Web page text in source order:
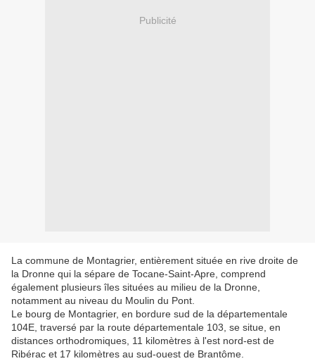
Publicité
La commune de Montagrier, entièrement située en rive droite de
la Dronne qui la sépare de Tocane-Saint-Apre, comprend
également plusieurs îles situées au milieu de la Dronne,
notamment au niveau du Moulin du Pont.
Le bourg de Montagrier, en bordure sud de la départementale
104E, traversé par la route départementale 103, se situe, en
distances orthodromiques, 11 kilomètres à l'est nord-est de
Ribérac et 17 kilomètres au sud-ouest de Brantôme.